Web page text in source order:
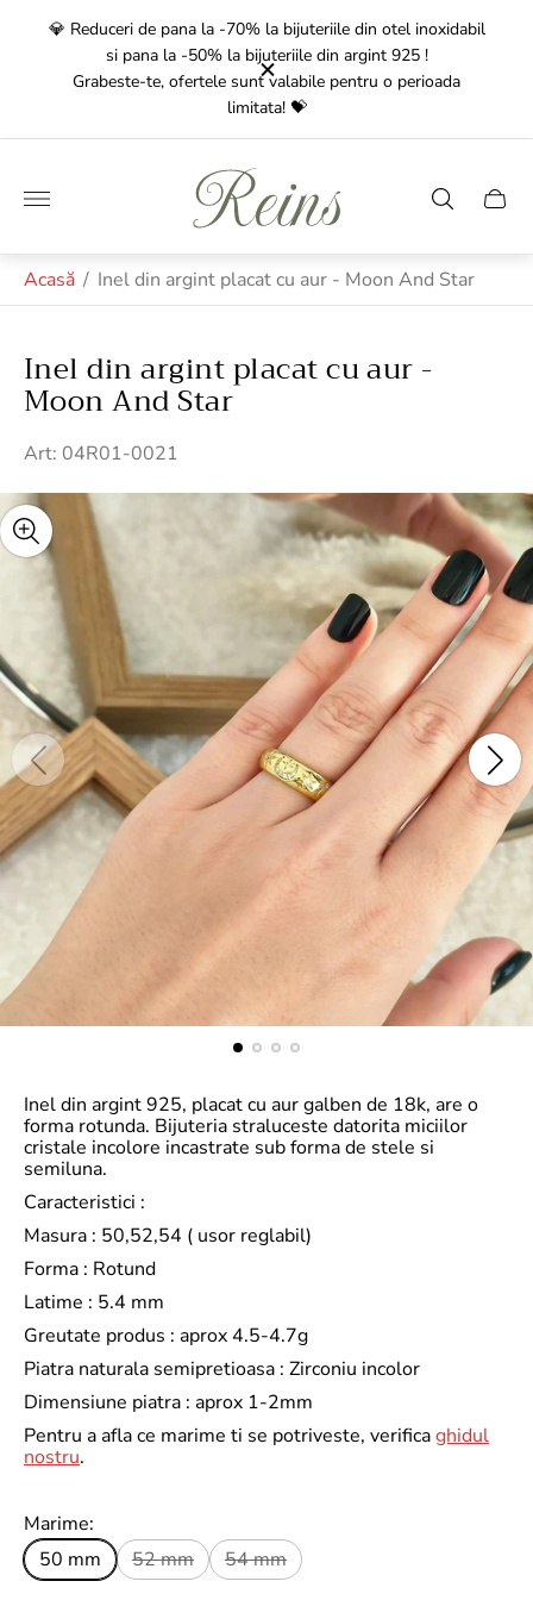
Transport Gratuit pentru comenzile de peste 350 Lei!
Livrareadureaza intre 1-3 zile lucratoare!🚚
Sigla
magazinului"
Acasă / Inel din argint placat cu aur - Moon And Star
Inel din argint placat cu aur -
Moon And Star
Art: 04R01-0021
Inel din argint 925, placat cu aur galben de 18k, are o
forma rotunda. Bijuteria straluceste datorita miciilor
cristale incolore incastrate sub forma de stele si
semiluna.
Caracteristici :
Masura : 50,52,54 ( usor reglabil)
Forma : Rotund
Latime : 5.4 mm
Greutate produs : aprox 4.5-4.7g
Piatra naturala semipretioasa : Zirconiu incolor
Dimensiune piatra : aprox 1-2mm
Pentru a afla ce marime ti se potriveste, verificaghidul
nostru.
Marime:
50 mm
52 mm 54 mm